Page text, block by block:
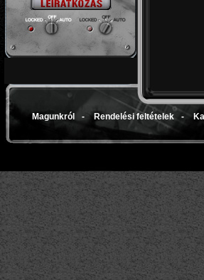
Magunkról - Rendelési feltételek -